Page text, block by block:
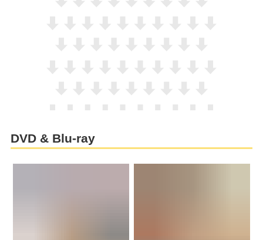
DVD & Blu-ray